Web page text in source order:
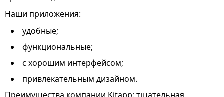
Наши приложения:
удобные;
функциональные;
с хорошим интерфейсом;
привлекательным дизайном.
Преимущества компании Kitapp: тщательная